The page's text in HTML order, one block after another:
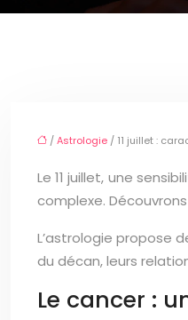
/Astrologie / 11 juillet :
Le 11 juillet, une
complexe.
L’astrologie propose
du décan, leurs
Le cancer :